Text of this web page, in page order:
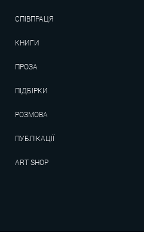
СПІВПРАЦЯ
КНИГИ
ПРОЗА
ПІДБІРКИ
РОЗМОВА
ПУБЛІКАЦІЇ
ART SHOP